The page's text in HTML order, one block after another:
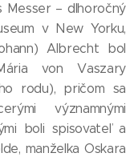
Messer – dlhoročný
v New Yorku,
Albrecht bol
von Vaszary
rodu), pričom sa
významnými
boli spisovateľ a
manželka Oskara